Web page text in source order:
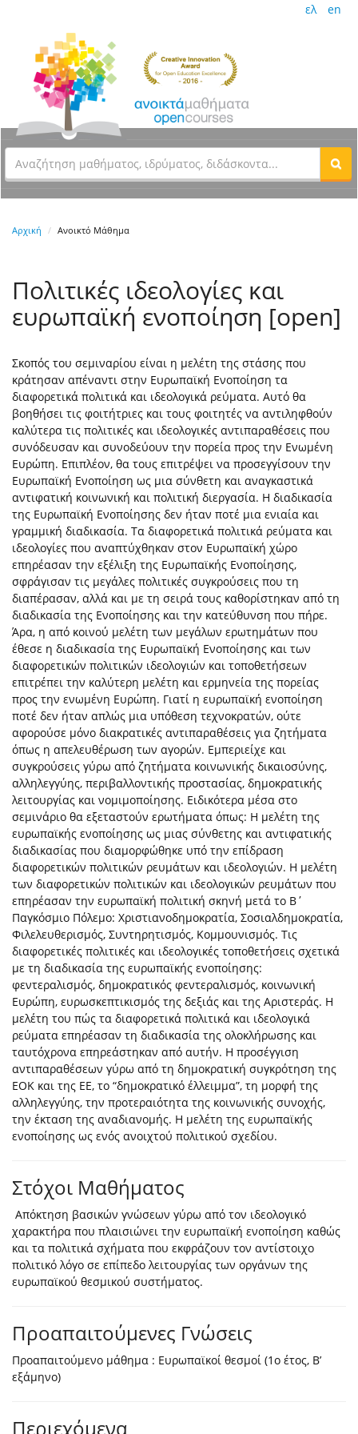
ελ en
Αρχική Ανοικτό Μάθημα
Πολιτικές ιδεολογίες και
ευρωπαϊκή ενοποίηση [open]
Σκοπός του σεμιναρίου είναι η μελέτη της στάσης που
κράτησαν απέναντι στην Ευρωπαϊκή Ενοποίηση τα
διαφορετικά πολιτικά και ιδεολογικά ρεύματα. Αυτό θα
βοηθήσει τις φοιτήτριες και τους φοιτητές να αντιληφθούν
καλύτερα τις πολιτικές και ιδεολογικές αντιπαραθέσεις που
συνόδευσαν και συνοδεύουν την πορεία προς την Ενωμένη
Ευρώπη. Επιπλέον, θα τους επιτρέψει να προσεγγίσουν την
Ευρωπαϊκή Ενοποίηση ως μια σύνθετη και αναγκαστικά
αντιφατική κοινωνική και πολιτική διεργασία. Η διαδικασία
της Ευρωπαϊκή Ενοποίησης δεν ήταν ποτέ μια ενιαία και
γραμμική διαδικασία. Τα διαφορετικά πολιτικά ρεύματα και
ιδεολογίες που αναπτύχθηκαν στον Ευρωπαϊκή χώρο
επηρέασαν την εξέλιξη της Ευρωπαϊκής Ενοποίησης,
σφράγισαν τις μεγάλες πολιτικές συγκρούσεις που τη
διαπέρασαν, αλλά και με τη σειρά τους καθορίστηκαν από τη
διαδικασία της Ενοποίησης και την κατεύθυνση που πήρε.
Άρα, η από κοινού μελέτη των μεγάλων ερωτημάτων που
έθεσε η διαδικασία της Ευρωπαϊκή Ενοποίησης και των
διαφορετικών πολιτικών ιδεολογιών και τοποθετήσεων
επιτρέπει την καλύτερη μελέτη και ερμηνεία της πορείας
προς την ενωμένη Ευρώπη. Γιατί η ευρωπαϊκή ενοποίηση
ποτέ δεν ήταν απλώς μια υπόθεση τεχνοκρατών, ούτε
αφορούσε μόνο διακρατικές αντιπαραθέσεις για ζητήματα
όπως η απελευθέρωση των αγορών. Εμπεριείχε και
συγκρούσεις γύρω από ζητήματα κοινωνικής δικαιοσύνης,
αλληλεγγύης, περιβαλλοντικής προστασίας, δημοκρατικής
λειτουργίας και νομιμοποίησης. Ειδικότερα μέσα στο
σεμινάριο θα εξεταστούν ερωτήματα όπως: Η μελέτη της
ευρωπαϊκής ενοποίησης ως μιας σύνθετης και αντιφατικής
διαδικασίας που διαμορφώθηκε υπό την επίδραση
διαφορετικών πολιτικών ρευμάτων και ιδεολογιών. Η μελέτη
των διαφορετικών πολιτικών και ιδεολογικών ρευμάτων που
επηρέασαν την ευρωπαϊκή πολιτική σκηνή μετά το Β΄
Παγκόσμιο Πόλεμο: Χριστιανοδημοκρατία, Σοσιαλδημοκρατία,
Φιλελευθερισμός, Συντηρητισμός, Κομμουνισμός. Τις
διαφορετικές πολιτικές και ιδεολογικές τοποθετήσεις σχετικά
με τη διαδικασία της ευρωπαϊκής ενοποίησης:
φεντεραλισμός, δημοκρατικός φεντεραλισμός, κοινωνική
Ευρώπη, ευρωσκεπτικισμός της δεξιάς και της Αριστεράς. Η
μελέτη του πώς τα διαφορετικά πολιτικά και ιδεολογικά
ρεύματα επηρέασαν τη διαδικασία της ολοκλήρωσης και
ταυτόχρονα επηρεάστηκαν από αυτήν. Η προσέγγιση
αντιπαραθέσεων γύρω από τη δημοκρατική συγκρότηση της
ΕΟΚ και της ΕΕ, το “δημοκρατικό έλλειμμα”, τη μορφή της
αλληλεγγύης, την προτεραιότητα της κοινωνικής συνοχής,
την έκταση της αναδιανομής. Η μελέτη της ευρωπαϊκής
ενοποίησης ως ενός ανοιχτού πολιτικού σχεδίου.
Στόχοι Μαθήματος
Απόκτηση βασικών γνώσεων γύρω από τον ιδεολογικό
χαρακτήρα που πλαισιώνει την ευρωπαϊκή ενοποίηση καθώς
και τα πολιτικά σχήματα που εκφράζουν τον αντίστοιχο
πολιτικό λόγο σε επίπεδο λειτουργίας των οργάνων της
ευρωπαϊκού θεσμικού συστήματος.
Προαπαιτούμενες Γνώσεις
Προαπαιτούμενο μάθημα : Ευρωπαϊκοί θεσμοί (1ο έτος, Β’
εξάμηνο)
Περιεχόμενα